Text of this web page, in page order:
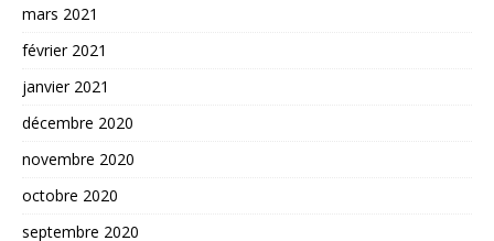
mars 2021
février 2021
janvier 2021
décembre 2020
novembre 2020
octobre 2020
septembre 2020